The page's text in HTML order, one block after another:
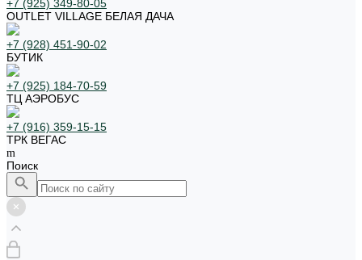
+7 (925) 349-80-05
OUTLET VILLAGE БЕЛАЯ ДАЧА
+7 (928) 451-90-02
БУТИК
+7 (925) 184-70-59
ТЦ АЭРОБУС
+7 (916) 359-15-15
ТРК ВЕГАС
Поиск